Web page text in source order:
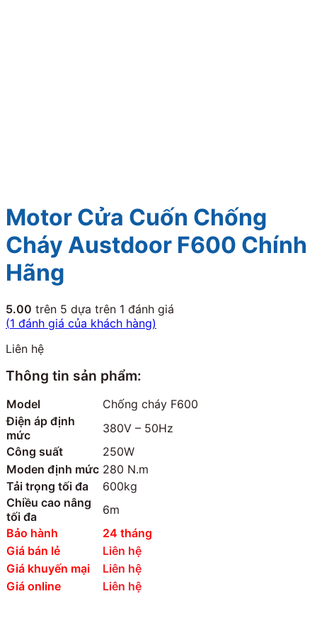
Motor Cửa Cuốn Chống
Cháy Austdoor F600 Chính
Hãng
5.00 trên 5 dựa trên 1 đánh giá
(1 đánh giá của khách hàng)
Liên hệ
Thông tin sản phẩm:
Model
Chống cháy F600
Điện áp định
mức
380V – 50Hz
Công suất
250W
Moden định mức 280 N.m
Tải trọng tối đa
600kg
Chiều cao nâng
tối đa
6m
Bảo hành
24 tháng
Giá bán lẻ
Liên hệ
Giá khuyến mại
Liên hệ
Giá online
Liên hệ